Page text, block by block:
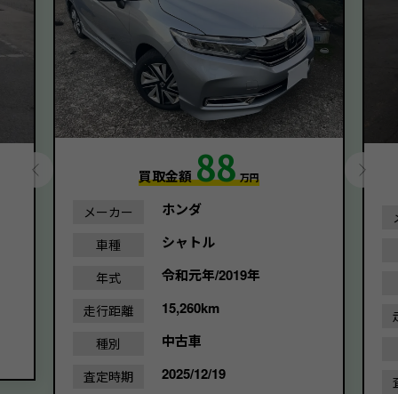
買取金額88 万円
メーカー ホンダ
車種 シャトル
年式 令和元年/2019年
走行距離 15,260km
種別 中古車
査定時期 2025/12/19